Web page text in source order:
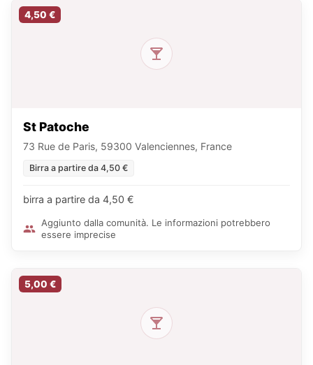
4,50 €
St Patoche
73 Rue de Paris, 59300 Valenciennes, France
Birra a partire da 4,50 €
birra a partire da 4,50 €
Aggiunto dalla comunità. Le informazioni potrebbero
essere imprecise
5,00 €